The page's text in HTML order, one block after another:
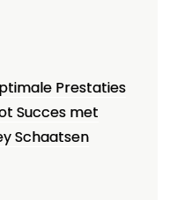
Prestaties
Succes met
Schaatsen